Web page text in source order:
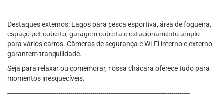
Destaques externos: Lagos para pesca esportiva, área de fogueira,
espaço pet coberto, garagem coberta e estacionamento amplo
para vários carros. Câmeras de segurança e Wi-Fi interno e externo
garantem tranquilidade.
Seja para relaxar ou comemorar, nossa chácara oferece tudo para
momentos inesquecíveis.
--------------------------------------------------------------------------------------------